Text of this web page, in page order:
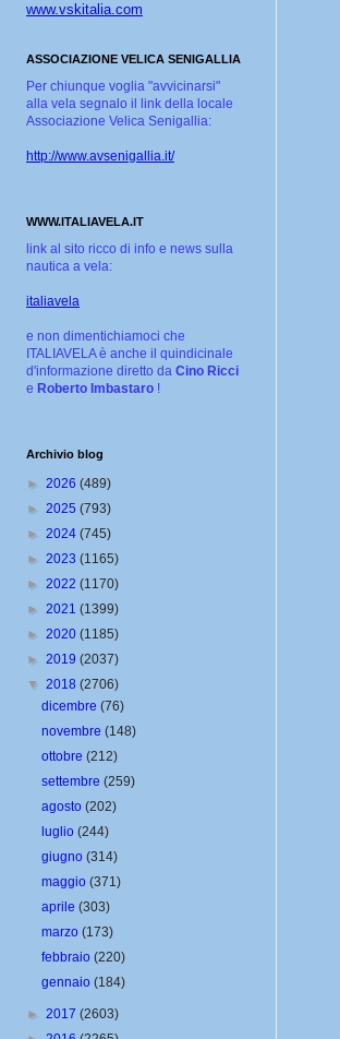
www.vskitalia.com
ASSOCIAZIONE VELICA SENIGALLIA
Per chiunque voglia "avvicinarsi"
alla vela segnalo il link della locale
Associazione Velica Senigallia:
http://www.avsenigallia.it/
WWW.ITALIAVELA.IT
link al sito ricco di info e news sulla
nautica a vela:
italiavela
e non dimentichiamoci che
ITALIAVELA è anche il quindicinale
d'informazione diretto da Cino Ricci
e Roberto Imbastaro !
Archivio blog
► 2026 (489)
► 2025 (793)
► 2024 (745)
► 2023 (1165)
► 2022 (1170)
► 2021 (1399)
► 2020 (1185)
► 2019 (2037)
▼ 2018 (2706)
dicembre(76)
novembre(148)
ottobre(212)
settembre(259)
agosto(202)
luglio(244)
giugno(314)
maggio(371)
aprile(303)
marzo(173)
febbraio(220)
gennaio(184)
► 2017 (2603)